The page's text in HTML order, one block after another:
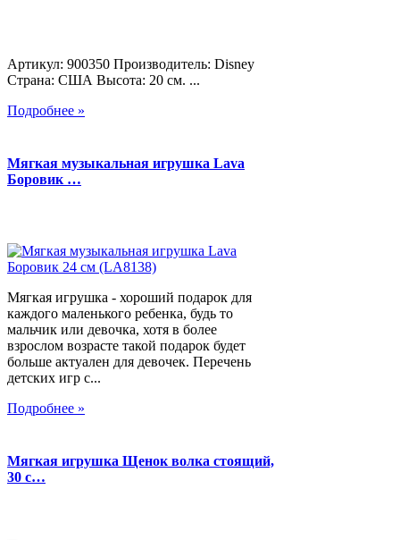
Артикул: 900350 Производитель: Disney
Страна: США Высота: 20 см. ...
Подробнее »
Мягкая музыкальная игрушка Lava
Боровик …
Мягкая игрушка - хороший подарок для
каждого маленького ребенка, будь то
мальчик или девочка, хотя в более
взрослом возрасте такой подарок будет
больше актуален для девочек. Перечень
детских игр с...
Подробнее »
Мягкая игрушка Щенок волка стоящий,
30 с…